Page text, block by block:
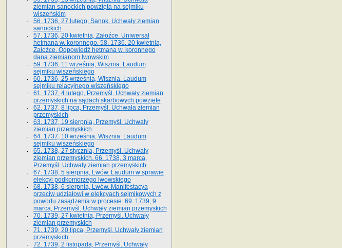
ziemian sanockich powzięta na sejmiku
wiszeńskim
56. 1736, 27 lutego, Sanok. Uchwały ziemian
sanockich
57. 1736, 20 kwietnia, Załoźce. Uniwersał
hetmana w. koronnego. 58. 1736. 20 kwietnia,
Załoźce. Odpowiedź hetmana w. koronnego
dana ziemianom lwowskim
59. 1736, 11 września, Wisznia. Laudum
sejmiku wiszeńskiego
60. 1736, 25 września, Wisznia. Laudum
sejmiku relacyjnego wiszeńskiego
61. 1737, 4 lutego, Przemyśl. Uchwały ziemian
przemyskich na sądach skarbowych powzięte
62. 1737, 8 lipca, Przemyśl. Uchwała ziemian
przemyskich
63. 1737, 19 sierpnia, Przemyśl. Uchwały
ziemian przemyskich
64. 1737, 10 września, Wisznia. Laudum
sejmiku wiszeńskiego
65. 1738, 27 stycznia, Przemyśl. Uchwały
ziemian przemyskich­­. 66. 1738, 3 marca,
Przemyśl. Uchwały ziemian przemyskich­
67. 1738, 5 sierpnia, Lwów. Laudum w sprawie
elekcyi podkomorzego lwowskiego
68. 1738, 6 sierpnia, Lwów. Manifestacya
przeciw udziałowi w elekcyach sejmikowych z
powodu zasądzenia w procesie. 69. 1739, 9
marca, Przemyśl. Uchwały ziemian przemyskich
70. 1739, 27 kwietnia, Przemyśl. Uchwały
ziemian przemyskich
71. 1739, 20 lipca, Przemyśl. Uchwały ziemian
przemyskich
72. 1739, 2 listopada, Przemyśl. Uchwały